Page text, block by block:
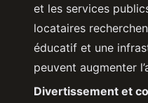
et les services
locataires
éducatif et une
peuvent augmenter
Divertissement et